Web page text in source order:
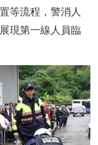
等流程，警消人
現第一線人員臨